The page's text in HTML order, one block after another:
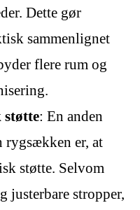
Dette gør
sammenlignet
flere rum og
støtte: En anden
rygsækken er, at
støtte. Selvom
justerbare stropper,